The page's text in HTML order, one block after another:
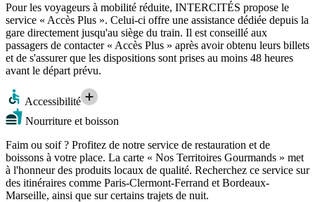
Pour les voyageurs à mobilité réduite, INTERCITÉS propose le
service « Accès Plus ». Celui-ci offre une assistance dédiée depuis la
gare directement jusqu'au siège du train. Il est conseillé aux
passagers de contacter « Accès Plus » après avoir obtenu leurs billets
et de s'assurer que les dispositions sont prises au moins 48 heures
avant le départ prévu.
Accessibilité
Nourriture et boisson
Faim ou soif ? Profitez de notre service de restauration et de
boissons à votre place. La carte « Nos Territoires Gourmands » met
à l'honneur des produits locaux de qualité. Recherchez ce service sur
des itinéraires comme Paris-Clermont-Ferrand et Bordeaux-
Marseille, ainsi que sur certains trajets de nuit.